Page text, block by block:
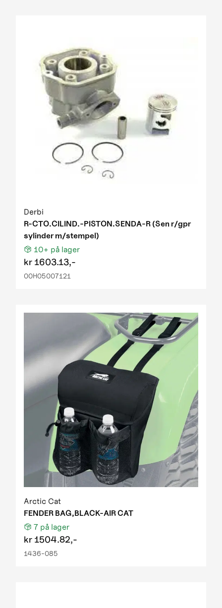
Derbi
R-CTO.CILIND.-PISTON.SENDA-R (Sen r/gpr
sylinder m/stempel)
10+ på lager
kr 1603.13,-
00H05007121
Arctic Cat
FENDER BAG,BLACK-AIR CAT
7 på lager
kr 1504.82,-
1436-085